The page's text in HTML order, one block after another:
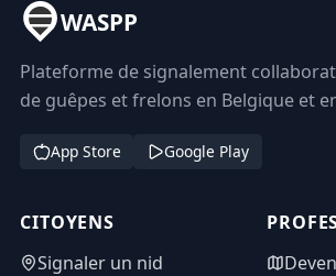
WASPP
Plateforme de signalement
de guêpes et frelons en Belgique et
App Store Google Play
CITOYENS
Signaler un nid